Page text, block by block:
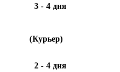
3 - 4 дня
(Курьер)
2 - 4 дня